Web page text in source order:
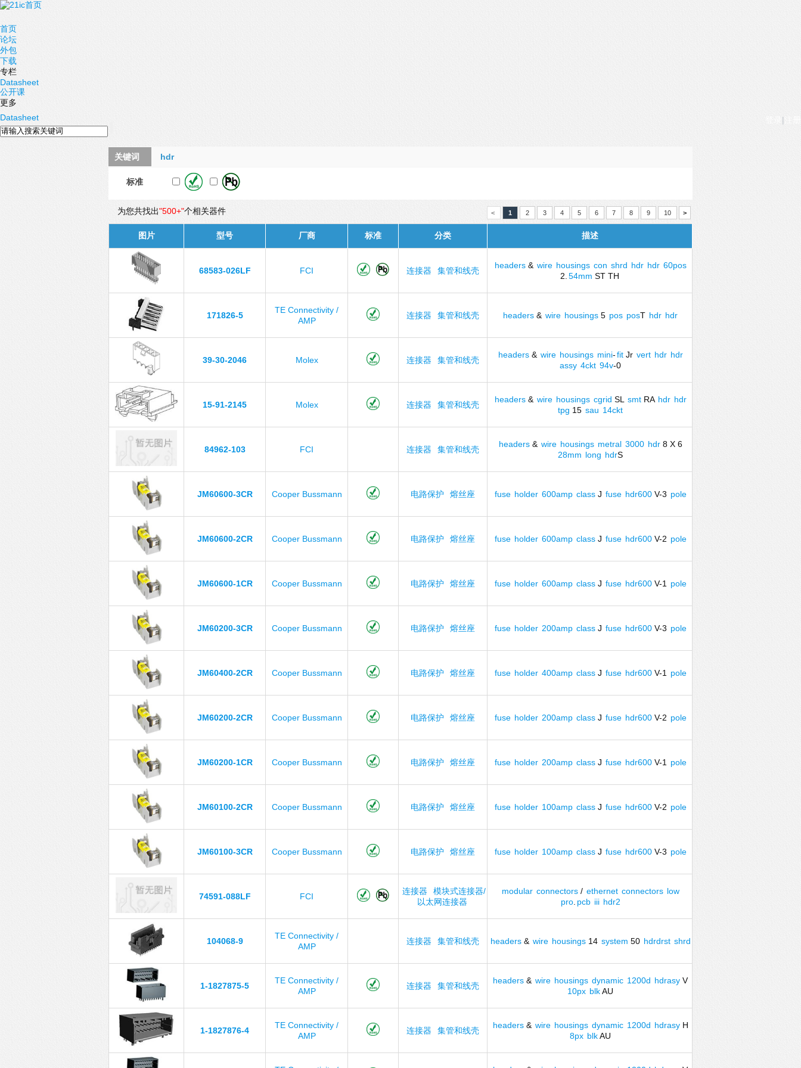
首页
论坛
外包
下载
专栏
Datasheet
公开课
更多
|
Datasheet
关键词 hdr
标准
为您共找出"500+"个相关器件 < 1 2 3 4 5 6 7 8 9 10 >
图片 型号 厂商 标准 分类 描述
68583-026LF FCI 连接器 集管和线壳
headers& wire housings con shrd hdr hdr 60pos
2. 54mm ST TH
171826-5
TE Connectivity /
AMP
连接器 集管和线壳 headers & wire housings 5 pos posT hdr hdr
39-30-2046 Molex 连接器 集管和线壳
headers& wire housings mini-fitJr vert hdr hdr
assy 4ckt 94v-0
15-91-2145 Molex 连接器 集管和线壳
headers& wire housings cgrid SL smtRA hdr hdr
tpg 15 sau 14ckt
84962-103 FCI 连接器 集管和线壳
headers& wire housings metral 3000 hdr8 X 6
28mm long hdrS
JM60600-3CR Cooper Bussmann 电路保护 熔丝座 fuse holder 600amp classJ fuse hdr600V-3 pole
JM60600-2CR Cooper Bussmann 电路保护 熔丝座 fuse holder 600amp classJ fuse hdr600V-2 pole
JM60600-1CR Cooper Bussmann 电路保护 熔丝座 fuse holder 600amp classJ fuse hdr600V-1 pole
JM60200-3CR Cooper Bussmann 电路保护 熔丝座 fuse holder 200amp classJ fuse hdr600V-3 pole
JM60400-2CR Cooper Bussmann 电路保护 熔丝座 fuse holder 400amp classJ fuse hdr600V-1 pole
JM60200-2CR Cooper Bussmann 电路保护 熔丝座 fuse holder 200amp classJ fuse hdr600V-2 pole
JM60200-1CR Cooper Bussmann 电路保护 熔丝座 fuse holder 200amp classJ fuse hdr600V-1 pole
JM60100-2CR Cooper Bussmann 电路保护 熔丝座 fuse holder 100amp classJ fuse hdr600V-2 pole
JM60100-3CR Cooper Bussmann 电路保护 熔丝座 fuse holder 100amp classJ fuse hdr600V-3 pole
74591-088LF FCI
连接器
模块式连接器/
以太网连接器
modular connectors/ ethernet connectors low
pro. pcb iii hdr2
104068-9
TE Connectivity /
AMP
连接器 集管和线壳 headers& wire housings14 system 50 hdrdrst shrd
1-1827875-5
TE Connectivity /
AMP
连接器 集管和线壳
headers & wire housings dynamic 1200d hdrasy V
10px blkAU
1-1827876-4
TE Connectivity /
AMP
连接器 集管和线壳
headers& wire housings dynamic 1200d hdrasyH
8px blkAU